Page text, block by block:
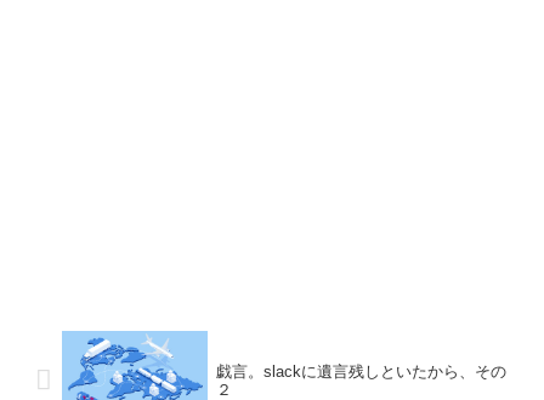
戯言。slackに遺言残しといたから、その
２